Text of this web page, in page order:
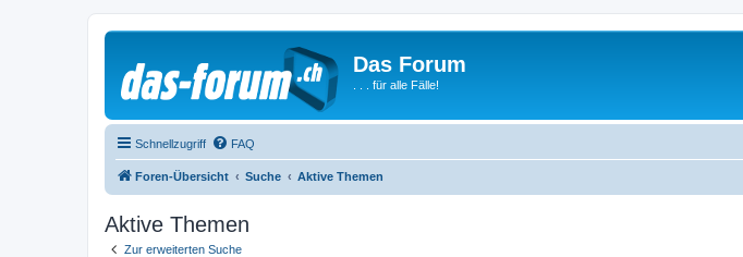
Das Forum
. . . für alle Fälle!
Schnellzugriff FAQ
Foren-Übersicht Suche Aktive Themen
Aktive Themen
Zur erweiterten Suche